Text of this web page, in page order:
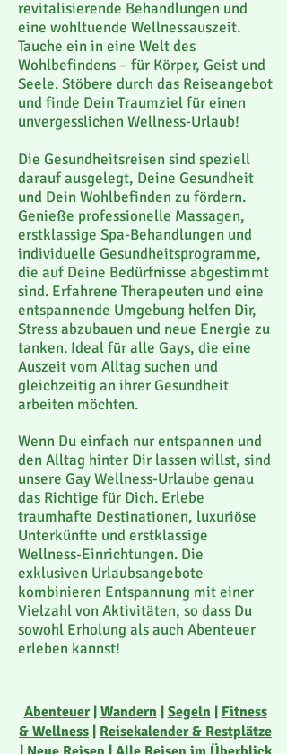
revitalisierende Behandlungen und
eine wohltuende Wellnessauszeit.
Tauche ein in eine Welt des
Wohlbefindens – für Körper, Geist und
Seele. Stöbere durch das Reiseangebot
und finde Dein Traumziel für einen
unvergesslichen Wellness-Urlaub!
Die Gesundheitsreisen sind speziell
darauf ausgelegt, Deine Gesundheit
und Dein Wohlbefinden zu fördern.
Genieße professionelle Massagen,
erstklassige Spa-Behandlungen und
individuelle Gesundheitsprogramme,
die auf Deine Bedürfnisse abgestimmt
sind. Erfahrene Therapeuten und eine
entspannende Umgebung helfen Dir,
Stress abzubauen und neue Energie zu
tanken. Ideal für alle Gays, die eine
Auszeit vom Alltag suchen und
gleichzeitig an ihrer Gesundheit
arbeiten möchten.
Wenn Du einfach nur entspannen und
den Alltag hinter Dir lassen willst, sind
unsere Gay Wellness-Urlaube genau
das Richtige für Dich. Erlebe
traumhafte Destinationen, luxuriöse
Unterkünfte und erstklassige
Wellness-Einrichtungen. Die
exklusiven Urlaubsangebote
kombinieren Entspannung mit einer
Vielzahl von Aktivitäten, so dass Du
sowohl Erholung als auch Abenteuer
erleben kannst!
Abenteuer| Wandern Segeln
Fitness
& Wellness
Reisekalender & Restplätze